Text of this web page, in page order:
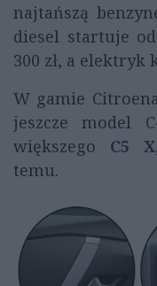
najtańszą
diesel startuje
300 zł, a elektryk
W gamie
jeszcze model
większego C5 X
temu.